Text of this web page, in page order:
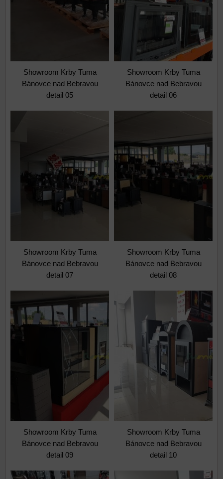
Showroom Krby Tuma
Bánovce nad Bebravou
detail 05
Showroom Krby Tuma
Bánovce nad Bebravou
detail 06
Showroom Krby Tuma
Bánovce nad Bebravou
detail 07
Showroom Krby Tuma
Bánovce nad Bebravou
detail 08
Showroom Krby Tuma
Bánovce nad Bebravou
detail 09
Showroom Krby Tuma
Bánovce nad Bebravou
detail 10